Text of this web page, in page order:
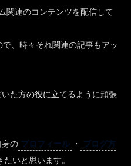
関連のコンテンツを配信して
で、時々それ関連の記事もアッ
た方の役に立てるように頑張
身の プロフィール ・
ブログ方
いと思います。